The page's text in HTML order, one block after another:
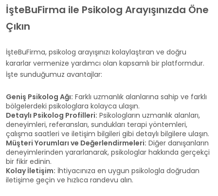
İşteBuFirma ile Psikolog Arayışınızda Öne
Çıkın
İşteBuFirma, psikolog arayışınızı kolaylaştıran ve doğru
kararlar vermenize yardımcı olan kapsamlı bir platformdur.
İşte sunduğumuz avantajlar:
Geniş Psikolog Ağı: Farklı uzmanlık alanlarına sahip ve farklı
bölgelerdeki psikologlara kolayca ulaşın.
Detaylı Psikolog Profilleri: Psikologların uzmanlık alanları,
deneyimleri, referansları, sundukları terapi yöntemleri,
çalışma saatleri ve iletişim bilgileri gibi detaylı bilgilere ulaşın.
Müşteri Yorumları ve Değerlendirmeleri: Diğer danışanların
deneyimlerinden yararlanarak, psikologlar hakkında gerçekçi
bir fikir edinin.
Kolay İletişim: İhtiyacınıza en uygun psikologla doğrudan
iletişime geçin ve hızlıca randevu alın.